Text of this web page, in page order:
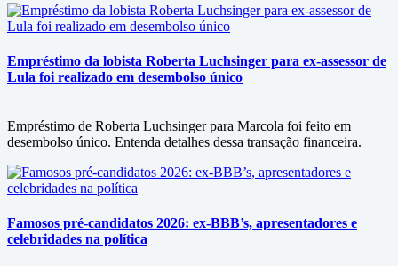
Empréstimo da lobista Roberta Luchsinger para ex-assessor de
Lula foi realizado em desembolso único
Empréstimo de Roberta Luchsinger para Marcola foi feito em
desembolso único. Entenda detalhes dessa transação financeira.
Famosos pré-candidatos 2026: ex-BBB’s, apresentadores e
celebridades na política